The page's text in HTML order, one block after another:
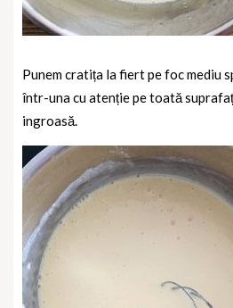
Punem cratița la fiert pe foc mediu
într-una cu atenție pe toată
ingroasă.